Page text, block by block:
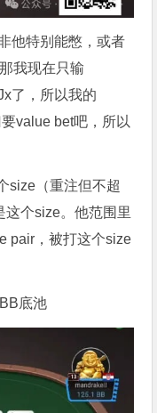
他特别能憋，或者
我现在只输
了，所以我的
value bet吧，所以
size（重注但不超
这个size。他范围里
pair，被打这个size
底池